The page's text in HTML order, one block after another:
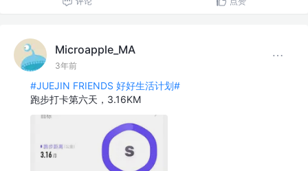
Microapple_MA
3年前
#JUEJIN FRIENDS 好好生活计划#
跑步打卡第六天，3.16KM